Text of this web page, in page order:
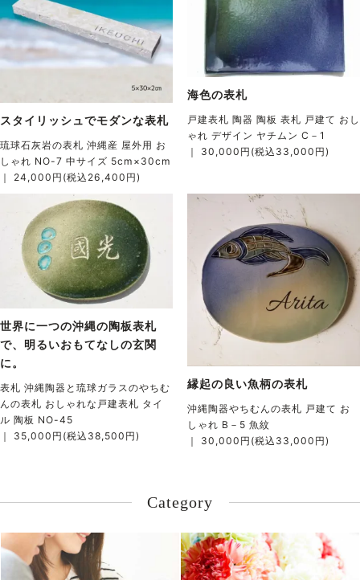
スタイリッシュでモダンな表札
琉球石灰岩の表札 沖縄産 屋外用 お
しゃれ NO-7 中サイズ 5cm×30cm
｜ 24,000円(税込26,400円)
海色の表札
戸建表札 陶器 陶板 表札 戸建て おし
ゃれ デザイン ヤチムン C－1
｜ 30,000円(税込33,000円)
世界に一つの沖縄の陶板表札
で、明るいおもてなしの玄関
に。
表札 沖縄陶器と琉球ガラスのやちむ
んの表札 おしゃれな戸建表札 タイ
ル 陶板 NO-45
｜ 35,000円(税込38,500円)
縁起の良い魚柄の表札
沖縄陶器やちむんの表札 戸建て お
しゃれ B－5 魚紋
｜ 30,000円(税込33,000円)
Category